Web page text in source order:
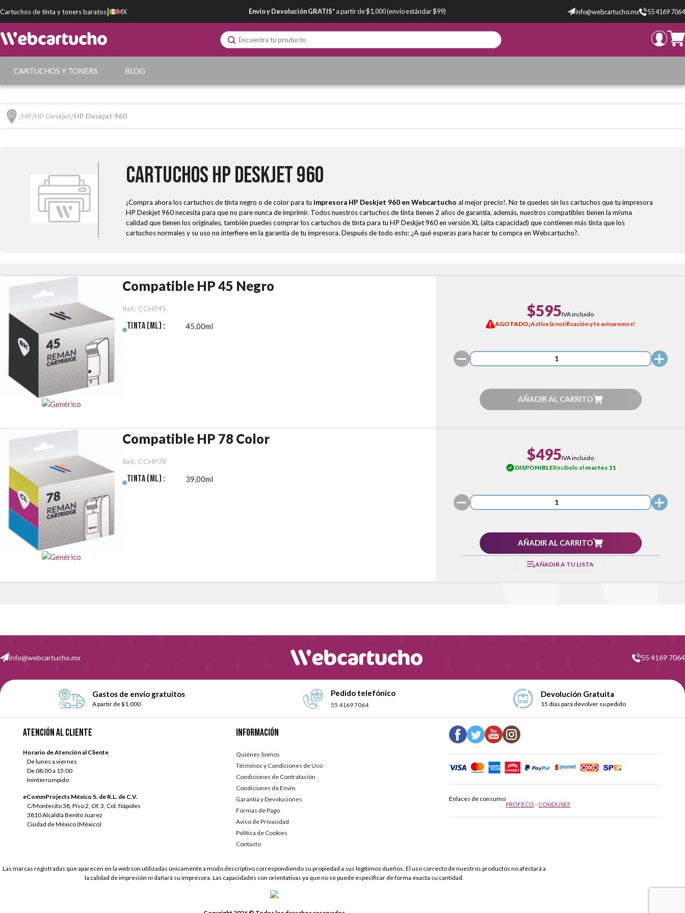
Cartuchos de tinta y toners baratos| MX Envío y Devolución GRATIS*a partir de $1,000 (envío estándar $99) info@webcartucho.mx 55 4169 7064
CARTUCHOS Y TONERS BLOG
HP HP Deskjet HP Deskjet 960
Cartuchos HP Deskjet 960
¡Compra ahora los cartuchos de tinta negro o de color para tu impresora HP Deskjet 960 en Webcartucho al mejor precio!. No te quedes sin los cartuchos que tu impresora
HP Deskjet 960 necesita para que no pare nunca de imprimir. Todos nuestros cartuchos de tinta tienen 2 años de garantía, además, nuestros compatibles tienen la misma
calidad que tienen los originales, también puedes comprar los cartuchos de tinta para tu HP Deskjet 960 en versión XL (alta capacidad) que contienen más tinta que los
cartuchos normales y su uso no interfiere en la garantía de tu impresora. Después de todo esto: ¿A qué esperas para hacer tu compra en Webcartucho?.
Compatible HP 45 Negro
Ref.: CCHP45
Tinta (ml) : 45,00ml
$595IVA incluido
AGOTADO¡Activa la notificación y te avisaremos!
AÑADIR AL CARRITO
Compatible HP 78 Color
Ref.: CCHP78
Tinta (ml) : 39,00ml
$495IVA incluido
DISPONIBLERecíbelo el martes 11
AÑADIR AL CARRITO
AÑADIR A TU LISTA
info@webcartucho.mx 55 4169 7064
Gastos de envío gratuitos
A partir de $1,000
Pedido telefónico
55 4169 7064
Devolución Gratuita
15 días para devolver su pedido
Atención al cliente
Horario de Atención al Cliente
De lunes a viernes
De 08:00 a 15:00
Ininterrumpido
eCommProjects México S. de R.L. de C.V.
C/Montecito 38, Piso 2, Of. 3, Col. Nápoles
3810 Alcaldía Benito Juarez
Ciudad de México (México)
Información
Quiénes Somos
Términos y Condiciones de Uso
Condiciones de Contratación
Condiciones de Envío
Garantía y Devoluciones
Formas de Pago
Aviso de Privacidad
Política de Cookies
Contacto
Enlaces de consumo
PROFECO - CONDUSEF
Las marcas registradas que aparecen en la web son utilizadas únicamente a modo descriptivo correspondiendo su propiedad a sus legítimos dueños. El uso correcto de nuestros productos no afectará a
la calidad de impresión ni dañará su impresora. Las capacidades son orientativas ya que no se puede especificar de forma exacta su cantidad.